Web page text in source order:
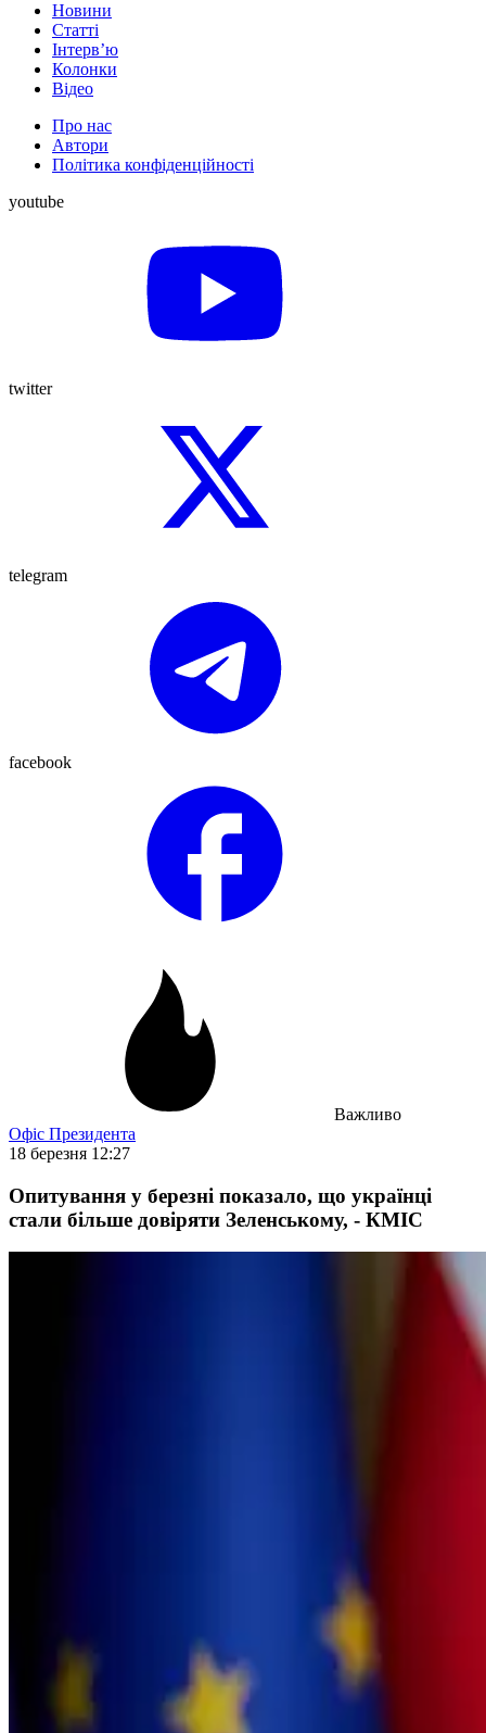
Новини
Статті
Інтерв’ю
Колонки
Відео
Про нас
Автори
Політика конфіденційності
youtube
twitter
telegram
facebook
Важливо
Офіс Президента
18 березня 12:27
Опитування у березні показало, що українці
стали більше довіряти Зеленському, - КМІС